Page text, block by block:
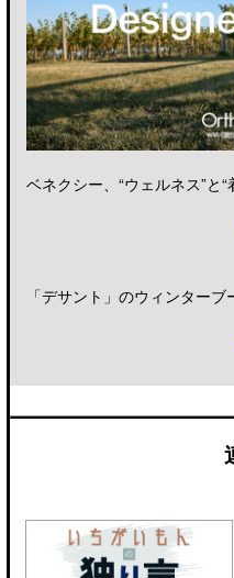
ベネクシー、“ウェルネス”と
「デサント」のウィンター